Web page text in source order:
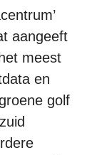
aangeeft
meest
en
golf